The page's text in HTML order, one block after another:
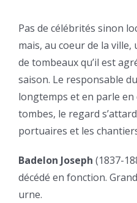
Pas de célébrités sinon
mais, au coeur de la
de tombeaux qu’il est
saison. Le responsable
longtemps et en parle en
tombes, le regard
portuaires et les
Badelon Joseph (1837-
décédé en fonction.
urne.